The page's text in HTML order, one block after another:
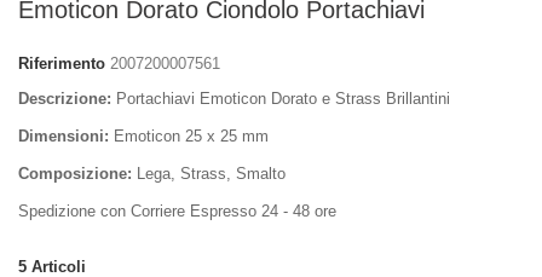
Emoticon Dorato Ciondolo Portachiavi
Riferimento 2007200007561
Descrizione: Portachiavi Emoticon Dorato e Strass Brillantini
Dimensioni: Emoticon 25 x 25 mm
Composizione: Lega, Strass, Smalto
Spedizione con Corriere Espresso 24 - 48 ore
5 Articoli